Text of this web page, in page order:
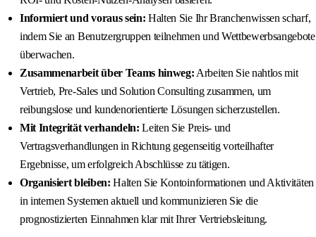
Informiert und voraus sein: Halten Sie Ihr Branchenwissen scharf,
indem Sie an Benutzergruppen teilnehmen und Wettbewerbsangebote
überwachen.
Zusammenarbeit über Teams hinweg: Arbeiten Sie nahtlos mit
Vertrieb, Pre-Sales und Solution Consulting zusammen, um
reibungslose und kundenorientierte Lösungen sicherzustellen.
Mit Integrität verhandeln: Leiten Sie Preis- und
Vertragsverhandlungen in Richtung gegenseitig vorteilhafter
Ergebnisse, um erfolgreich Abschlüsse zu tätigen.
Organisiert bleiben: Halten Sie Kontoinformationen und Aktivitäten
in internen Systemen aktuell und kommunizieren Sie die
prognostizierten Einnahmen klar mit Ihrer Vertriebsleitung.